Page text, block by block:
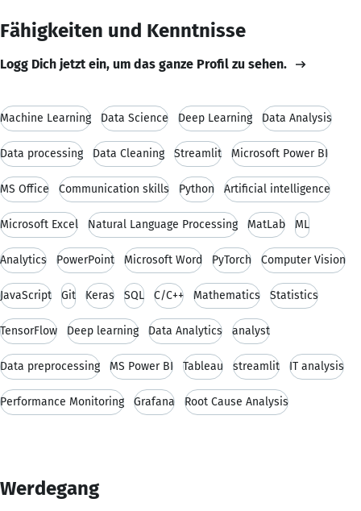
Fähigkeiten und Kenntnisse
Logg Dich jetzt ein, um das ganze Profil zu sehen.
Machine Learning Data Science Deep Learning Data Analysis
Data processing Data Cleaning Streamlit Microsoft Power BI
MS Office Communication skills Python Artificial intelligence
Microsoft Excel Natural Language Processing MatLab ML
Analytics PowerPoint Microsoft Word PyTorch Computer Vision
JavaScript Git Keras SQL C/C++ Mathematics Statistics
TensorFlow Deep learning Data Analytics analyst
Data preprocessing MS Power BI Tableau streamlit IT analysis
Performance Monitoring Grafana Root Cause Analysis
Werdegang